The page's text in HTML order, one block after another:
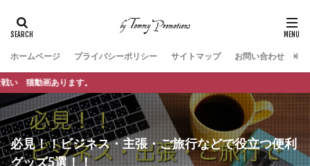
ホームページ プライバシーポリシー サイトマップ お問い合わせ
必見！！ビジネス・主張・ご旅行などで役立つ便利
グッズ5選！！